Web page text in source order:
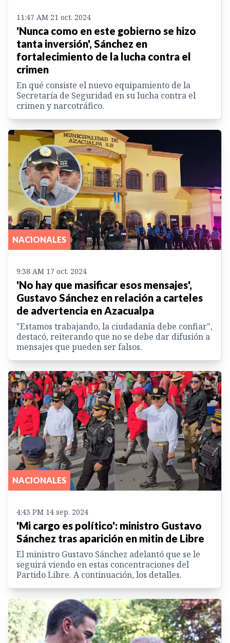
11:47 AM 21 oct. 2024
'Nunca como en este gobierno se hizo
tanta inversión', Sánchez en
fortalecimiento de la lucha contra el
crimen
En qué consiste el nuevo equipamiento de la
Secretaría de Seguridad en su lucha contra el
crimen y narcotráfico.
NACIONALES
9:38 AM 17 oct. 2024
'No hay que masificar esos mensajes',
Gustavo Sánchez en relación a carteles
de advertencia en Azacualpa
"Estamos trabajando, la ciudadanía debe confiar",
destacó, reiterando que no se debe dar difusión a
mensajes que pueden ser falsos.
NACIONALES
4:43 PM 14 sep. 2024
'Mi cargo es político': ministro Gustavo
Sánchez tras aparición en mitin de Libre
El ministro Gustavo Sánchez adelantó que se le
seguirá viendo en estas concentraciones del
Partido Libre. A continuación, los detalles.